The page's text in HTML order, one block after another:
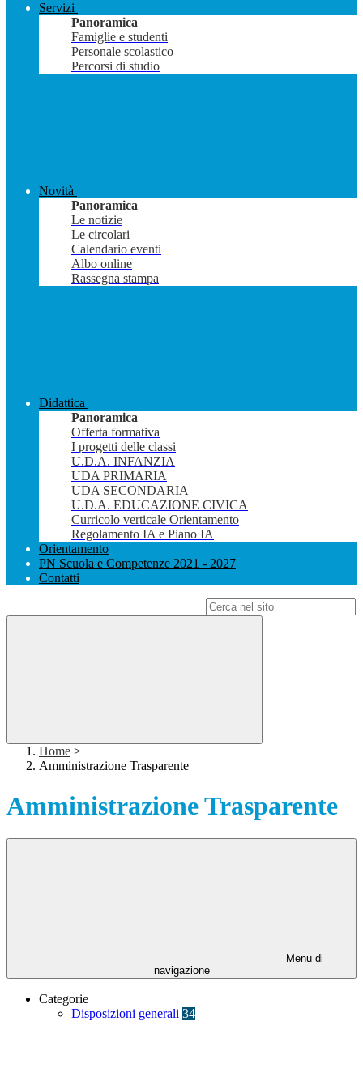
Servizi
Panoramica
Famiglie e studenti
Personale scolastico
Percorsi di studio
Novità
Panoramica
Le notizie
Le circolari
Calendario eventi
Albo online
Rassegna stampa
Didattica
Panoramica
Offerta formativa
I progetti delle classi
U.D.A. INFANZIA
UDA PRIMARIA
UDA SECONDARIA
U.D.A. EDUCAZIONE CIVICA
Curricolo verticale Orientamento
Regolamento IA e Piano IA
Orientamento
PN Scuola e Competenze 2021 - 2027
Contatti
Home >
Amministrazione Trasparente
Amministrazione Trasparente
Menu di
navigazione
Categorie
Disposizioni generali 34